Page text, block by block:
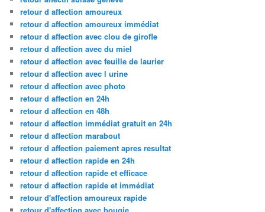
retour d affection amoureux
retour d affection amoureux immédiat
retour d affection avec clou de girofle
retour d affection avec du miel
retour d affection avec feuille de laurier
retour d affection avec l urine
retour d affection avec photo
retour d affection en 24h
retour d affection en 48h
retour d affection immédiat gratuit en 24h
retour d affection marabout
retour d affection paiement apres resultat
retour d affection rapide en 24h
retour d affection rapide et efficace
retour d affection rapide et immédiat
retour d'affection amoureux rapide